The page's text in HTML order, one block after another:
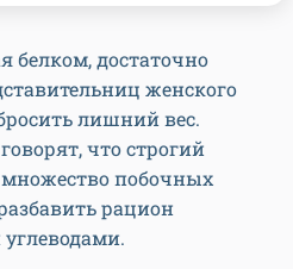
белком, достаточно
женского
лишний вес.
что строгий
побочных
рацион